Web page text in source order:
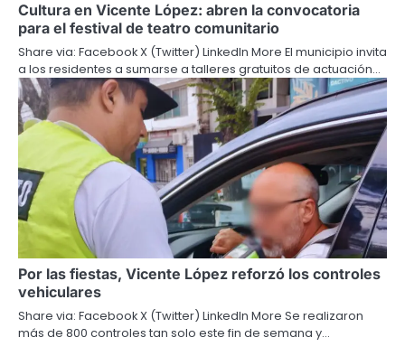
Cultura en Vicente López: abren la convocatoria
para el festival de teatro comunitario
Share via: Facebook X (Twitter) LinkedIn More El municipio invita
a los residentes a sumarse a talleres gratuitos de actuación…
Por las fiestas, Vicente López reforzó los controles
vehiculares
Share via: Facebook X (Twitter) LinkedIn More Se realizaron
más de 800 controles tan solo este fin de semana y…